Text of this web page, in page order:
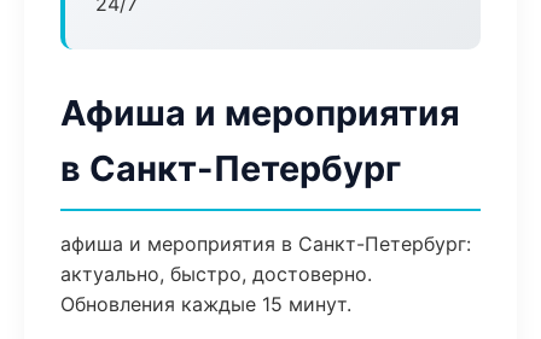
Афиша и мероприятия
в Санкт-Петербург
афиша и мероприятия в Санкт-Петербург:
актуально, быстро, достоверно.
Обновления каждые 15 минут.